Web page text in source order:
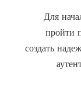
Для
пройти
создать